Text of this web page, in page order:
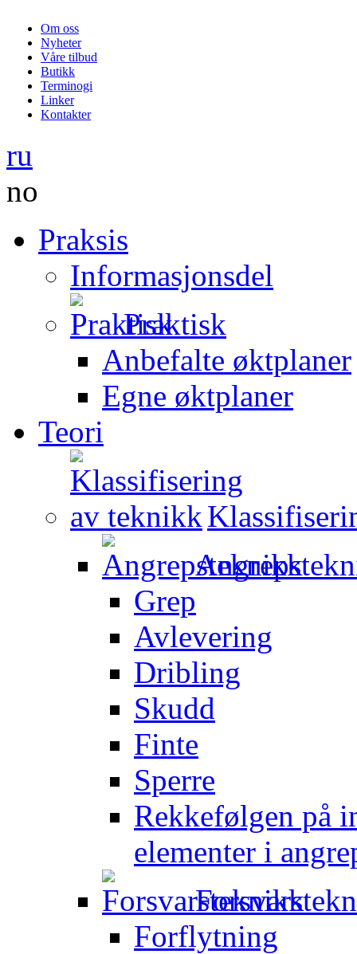
Om oss
Nyheter
Våre tilbud
Butikk
Terminogi
Linker
Kontakter
ru
no
Praksis
Informasjonsdel
Praktisk
Anbefalte øktplaner
Egne øktplaner
Teori
Grep
Avlevering
Dribling
Skudd
Finte
Sperre
Rekkefølgen på
elementer i
Forflytning